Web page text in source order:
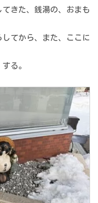
きた、銭湯の、おまも
てから、また、ここに
る。